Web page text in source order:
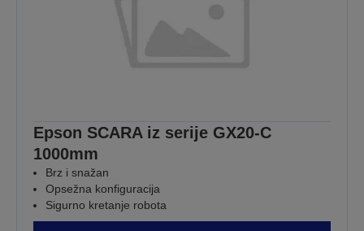
Epson SCARA iz serije GX20-C
1000mm
Brz i snažan
Opsežna konfiguracija
Sigurno kretanje robota